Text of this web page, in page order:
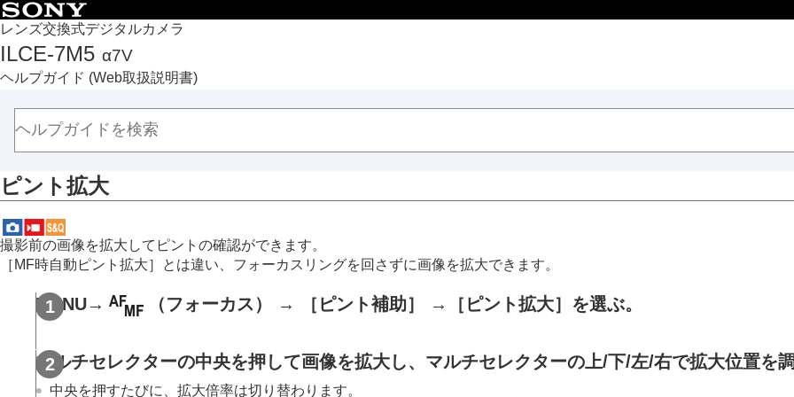
レンズ交換式デジタルカメラ
ILCE-7M5 α7V
ヘルプガイド (Web取扱説明書)
トップページ
ヘルプガイドの使いかた
必ずお読みください
本体と付属品を確認する
本機の基本操作
MENU一覧から機能を探す
撮影機能を活用する
撮影モードを選ぶ
フォーカス（ピント）を合わせる
ピント拡大
撮影前の画像を拡大してピントの確認ができます。
［MF時自動ピント拡大］
とは違い、フォーカスリングを回さずに画像を拡大できます。
MENU→ （フォーカス ） → ［ピント補助］ → ［ピント拡大］ を選ぶ。
マルチセレクターの中央を押して画像を拡大し、マルチセレクターの上/下/左/右で拡大位置を調
中央を押すたびに、拡大倍率は切り替わります。